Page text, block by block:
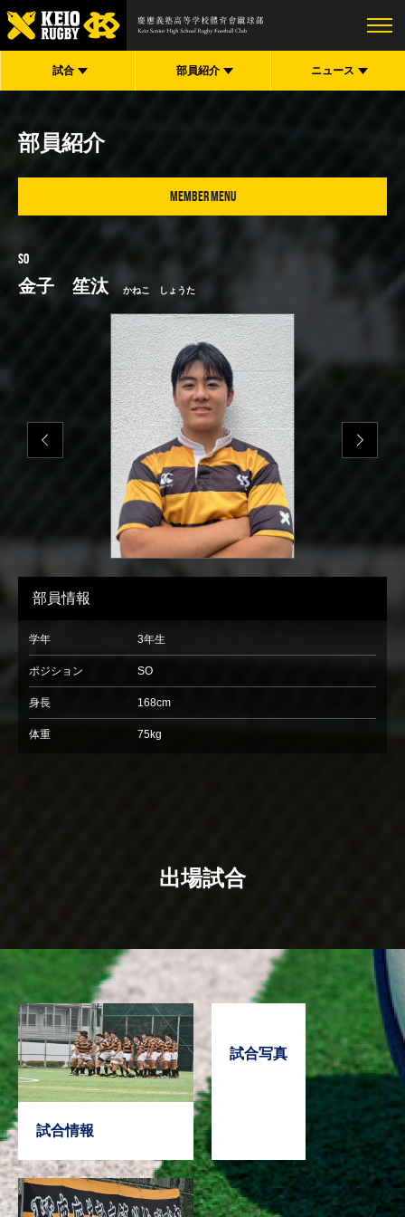
試合 部員紹介 ニュース
部員紹介
MEMBER MENU
SO
金子 笙汰 かねこ しょうた
部員情報
学年 3年生
ポジション SO
身長 168cm
体重 75kg
出場試合
試合情報
試合写真